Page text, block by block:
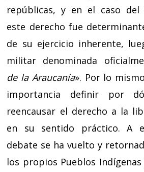
repúblicas, y en el caso del
este derecho fue
de su ejercicio inherente,
militar denominada
de la Araucanía». Por lo
importancia definir por
reencausar el derecho a la
en su sentido práctico. A
debate se ha vuelto y
los propios Pueblos